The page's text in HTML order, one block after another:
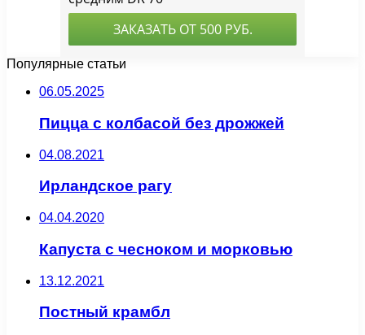
Популярные статьи
06.05.2025
Пицца с колбасой без дрожжей
04.08.2021
Ирландское рагу
04.04.2020
Капуста с чесноком и морковью
13.12.2021
Постный крамбл